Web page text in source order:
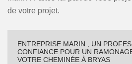
de votre projet.
ENTREPRISE MARIN , UN
CONFIANCE POUR UN
VOTRE CHEMINÉE À BRYAS